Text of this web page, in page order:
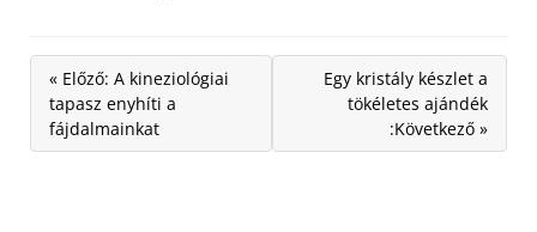
« Előző: A kineziológiai
tapasz enyhíti a
fájdalmainkat
Egy kristály készlet a
tökéletes ajándék
:Következő »